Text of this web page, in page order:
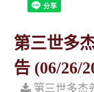
第三世多
告 (06/26/
第三世多杰